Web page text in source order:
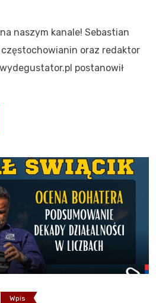
naszym kanale! Sebastian
oraz redaktor
postanowił
Wpis